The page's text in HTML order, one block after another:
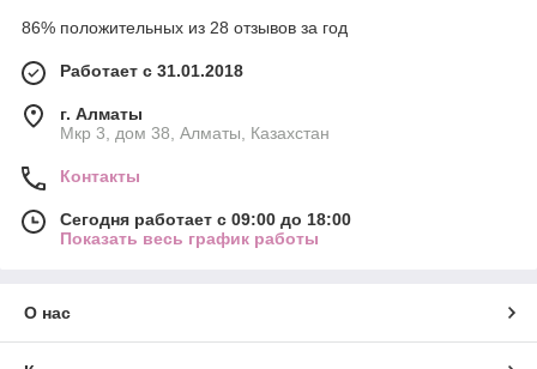
86% положительных из 28 отзывов за год
Работает с 31.01.2018
г. Алматы
Мкр 3, дом 38, Алматы, Казахстан
Контакты
Сегодня работает с 09:00 до 18:00
Показать весь график работы
О нас